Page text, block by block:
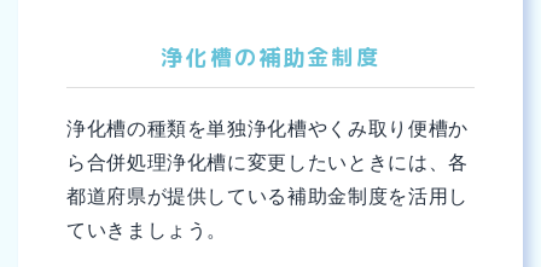
浄化槽の補助金制度
浄化槽の種類を単独浄化槽やくみ取り便槽か
ら合併処理浄化槽に変更したいときには、各
都道府県が提供している補助金制度を活用し
ていきましょう。